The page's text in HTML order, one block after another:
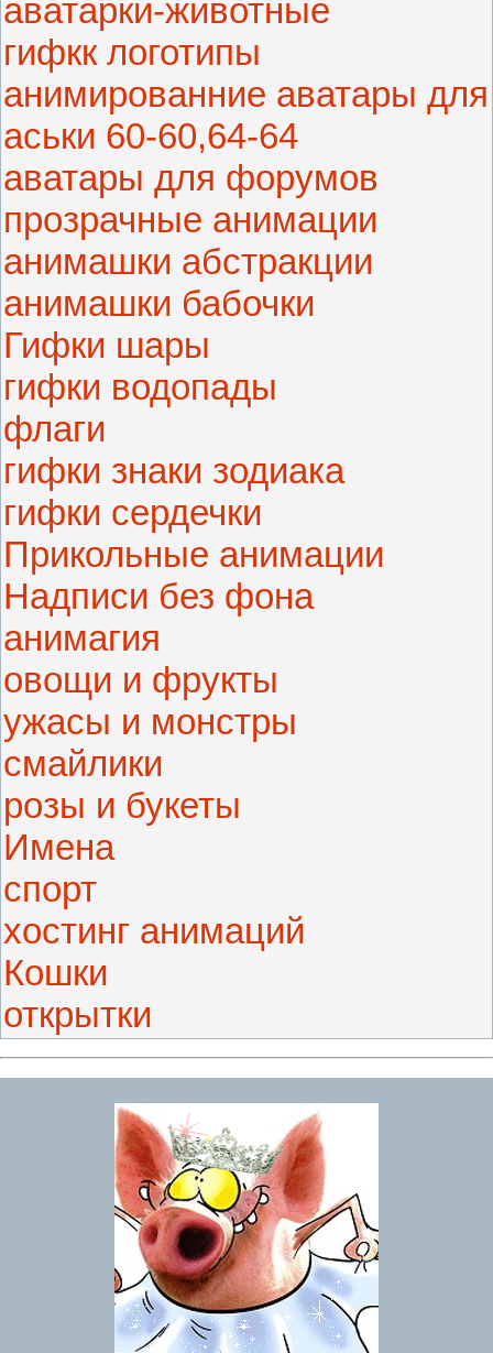
аватарки-животные
гифкк логотипы
анимированние аватары для
аськи 60-60,64-64
аватары для форумов
прозрачные анимации
анимашки абстракции
анимашки бабочки
Гифки шары
гифки водопады
флаги
гифки знаки зодиака
гифки сердечки
Прикольные анимации
Надписи без фона
анимагия
овощи и фрукты
ужасы и монстры
смайлики
розы и букеты
Имена
спорт
хостинг анимаций
Кошки
открытки